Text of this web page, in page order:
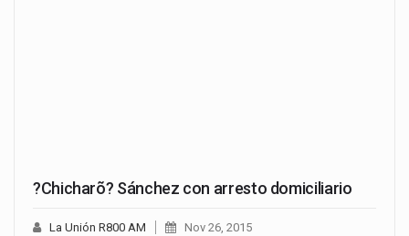
?Chicharõ? Sánchez con arresto domiciliario
La Unión R800 AM Nov 26, 2015